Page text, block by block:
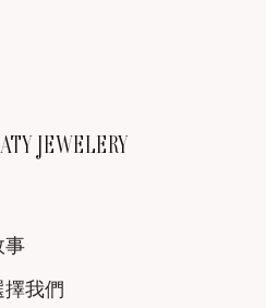
JEWELERY
事
擇我們